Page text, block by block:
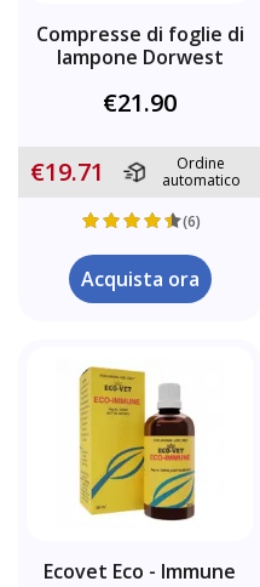
Compresse di foglie di
lampone Dorwest
€21.90
€19.71
Ordine
automatico
(6)
Acquista ora
Ecovet Eco - Immune